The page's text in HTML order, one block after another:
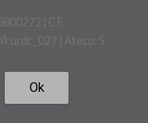
| C.F.
urdc_027 | Ateco: S
Ok